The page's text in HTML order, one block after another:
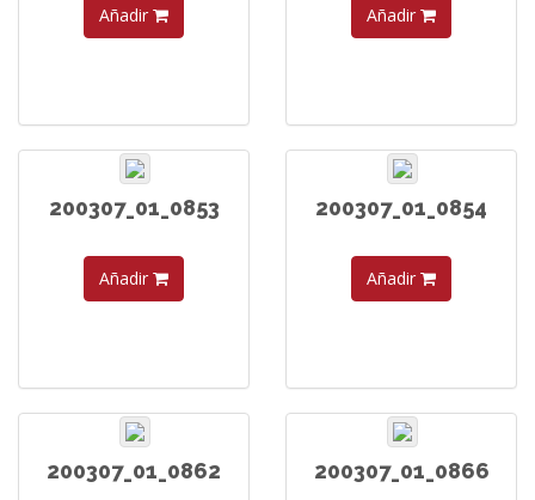
Añadir Añadir
200307_01_0853
Añadir
200307_01_0854
Añadir
200307_01_0862 200307_01_0866